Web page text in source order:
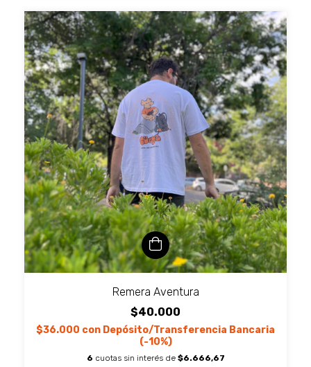
Remera Aventura
$40.000
$36.000 con Depósito/Transferencia Bancaria
(-10%)
6 cuotas sin interés de $6.666,67